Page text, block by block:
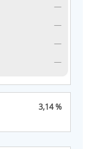
—
—
—
—
3,14 %